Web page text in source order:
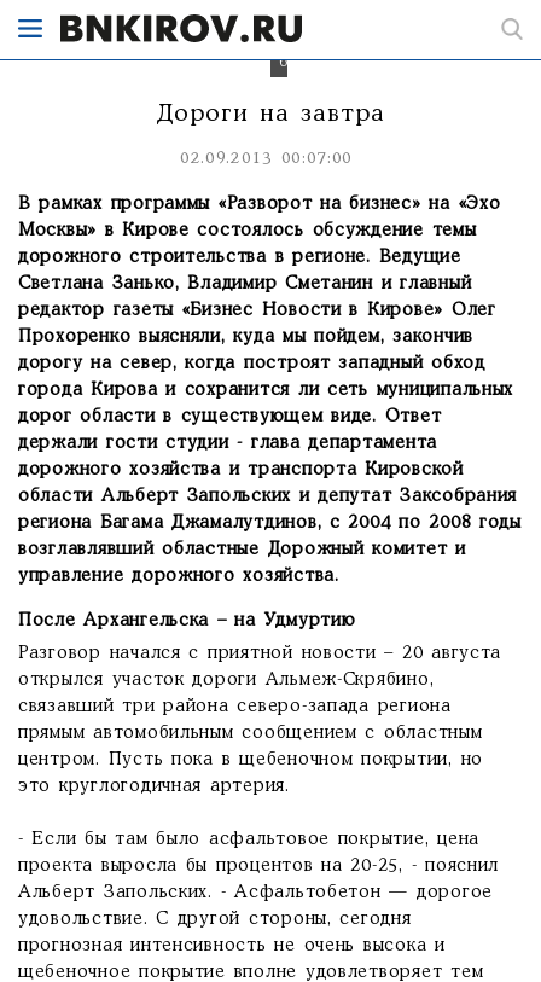
от
большегрузов
Дороги на завтра
02.09.2013 00:07:00
В рамках программы «Разворот на бизнес» на «Эхо
Москвы» в Кирове состоялось обсуждение темы
дорожного строительства в регионе. Ведущие
Светлана Занько, Владимир Сметанин и главный
редактор газеты «Бизнес Новости в Кирове» Олег
Прохоренко выясняли, куда мы пойдем, закончив
дорогу на север, когда построят западный обход
города Кирова и сохранится ли сеть муниципальных
дорог области в существующем виде. Ответ
держали гости студии - глава департамента
дорожного хозяйства и транспорта Кировской
области Альберт Запольских и депутат Заксобрания
региона Багама Джамалутдинов, с 2004 по 2008 годы
возглавлявший областные Дорожный комитет и
управление дорожного хозяйства.
После Архангельска – на Удмуртию
Разговор начался с приятной новости – 20 августа
открылся участок дороги Альмеж-Скрябино,
связавший три района северо-запада региона
прямым автомобильным сообщением с областным
центром. Пусть пока в щебеночном покрытии, но
это круглогодичная артерия.
- Если бы там было асфальтовое покрытие, цена
проекта выросла бы процентов на 20-25, - пояснил
Альберт Запольских. - Асфальтобетон — дорогое
удовольствие. С другой стороны, сегодня
прогнозная интенсивность не очень высока и
щебеночное покрытие вполне удовлетворяет тем